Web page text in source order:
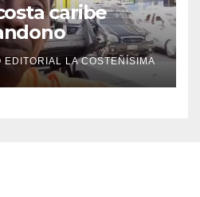
caribe
EDITORIAL LA COSTEÑÍSIMA